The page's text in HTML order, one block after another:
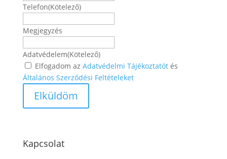
Telefon(Kötelező)
Megjegyzés
Adatvédelem(Kötelező)
Elfogadom az Adatvédelmi Tájékoztatótés
Általános Szerződési Feltételeket
Kapcsolat